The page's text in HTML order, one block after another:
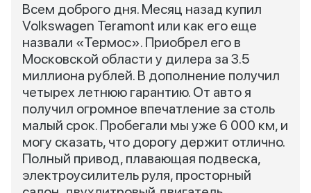
Всем доброго дня. Месяц назад купил
Volkswagen Teramont или как его еще
назвали «Термос». Приобрел его в
Московской области у дилера за 3.5
миллиона рублей. В дополнение получил
четырех летнюю гарантию. От авто я
получил огромное впечатление за столь
малый срок. Пробегали мы уже 6 000 км, и
могу сказать, что дорогу держит отлично.
Полный привод, плавающая подвеска,
электроусилитель руля, просторный